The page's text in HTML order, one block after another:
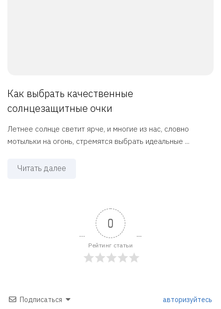
Как выбрать качественные
солнцезащитные очки
Летнее солнце светит ярче, и многие из нас, словно
мотыльки на огонь, стремятся выбрать идеальные ...
Читать далее
0
Рейтинг статьи
Подписаться авторизуйтесь